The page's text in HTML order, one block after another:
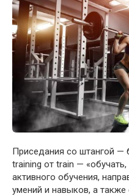
Приседания со штангой —
training от train —
активного обучения,
умений и навыков, а